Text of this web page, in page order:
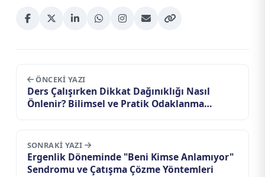
ÖNCEKI YAZI
Ders Çalışırken Dikkat Dağınıklığı Nasıl
Önlenir? Bilimsel ve Pratik Odaklanma
SONRAKI YAZI
Ergenlik Döneminde "Beni Kimse Anlamıyor"
Sendromu ve Çatışma Çözme Yöntemleri